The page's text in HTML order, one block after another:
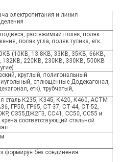
электропитания и линия
растяжимый поляк, поляк
поляк угла, поляк тупика, етк.
(10КВ, 13.8КВ, 33КВ, 35КВ, 66КВ,
132КВ, 220КВ, 230КВ, 330КВ, 500КВ
круглый, полигональный
сплющенные Додекагонал,
етк), трубчатый,
сталь К235, К345, К420, К460, АСТМ
ГР50, ГР65, СТ-37, СТ-44, СТ-52,
С355ДЖ2Г3, СС41, СС50, СС55 и
крена соответствующий стальной
формируя без соединения